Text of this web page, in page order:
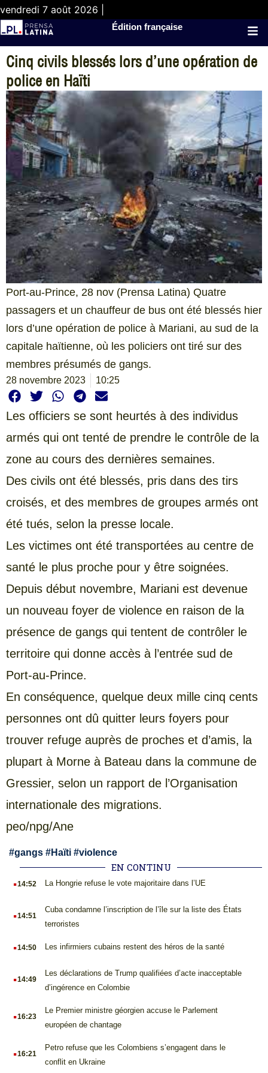
vendredi 7 août 2026 |
Édition française
Cinq civils blessés lors d’une opération de
police en Haïti
Port-au-Prince, 28 nov (Prensa Latina) Quatre
passagers et un chauffeur de bus ont été blessés hier
lors d’une opération de police à Mariani, au sud de la
capitale haïtienne, où les policiers ont tiré sur des
membres présumés de gangs.
28 novembre 2023 10:25
Les officiers se sont heurtés à des individus
armés qui ont tenté de prendre le contrôle de la
zone au cours des dernières semaines.
Des civils ont été blessés, pris dans des tirs
croisés, et des membres de groupes armés ont
été tués, selon la presse locale.
Les victimes ont été transportées au centre de
santé le plus proche pour y être soignées.
Depuis début novembre, Mariani est devenue
un nouveau foyer de violence en raison de la
présence de gangs qui tentent de contrôler le
territoire qui donne accès à l’entrée sud de
Port-au-Prince.
En conséquence, quelque deux mille cinq cents
personnes ont dû quitter leurs foyers pour
trouver refuge auprès de proches et d’amis, la
plupart à Morne à Bateau dans la commune de
Gressier, selon un rapport de l’Organisation
internationale des migrations.
peo/npg/Ane
#gangs #Haïti #violence
EN CONTINU
.14:52 La Hongrie refuse le vote majoritaire dans l’UE
.14:51
Cuba condamne l’inscription de l’île sur la liste des États
terroristes
.14:50 Les infirmiers cubains restent des héros de la santé
.14:49
Les déclarations de Trump qualifiées d’acte inacceptable
d’ingérence en Colombie
.16:23
Le Premier ministre géorgien accuse le Parlement
européen de chantage
.16:21
Petro refuse que les Colombiens s’engagent dans le
conflit en Ukraine